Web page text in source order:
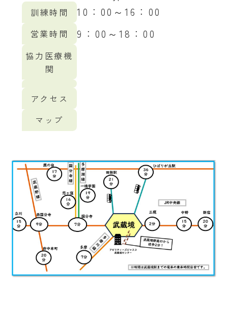
訓練時間 10：00～16：00
営業時間 9：00～18：00
協力医療機
関
アクセス
マップ